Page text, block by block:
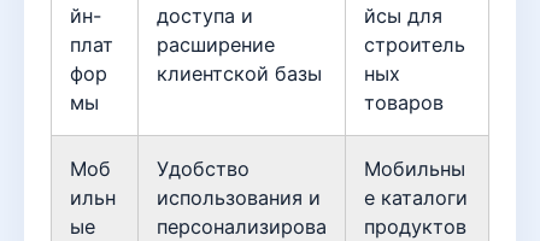
йн-
плат
фор
мы
доступа и
расширение
клиентской базы
йсы для
строитель
ных
товаров
Моб
ильн
ые
Удобство
использования и
персонализирова
Мобильны
е каталоги
продуктов